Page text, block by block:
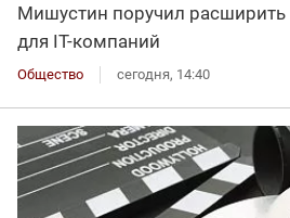
Мишустин поручил расширить
для IT-компаний
Общество сегодня, 14:40